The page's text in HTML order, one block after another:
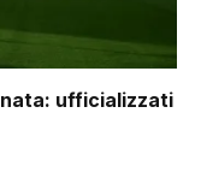
ufficializzati